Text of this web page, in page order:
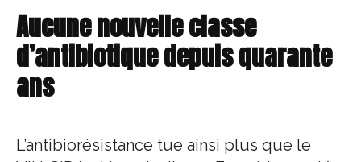
Aucune nouvelle classe
d’antibiotique depuis quarante
ans
L’antibiorésistance tue ainsi plus que le